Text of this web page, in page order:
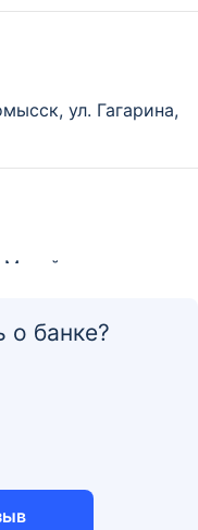
ул. Гагарина,
о банке?